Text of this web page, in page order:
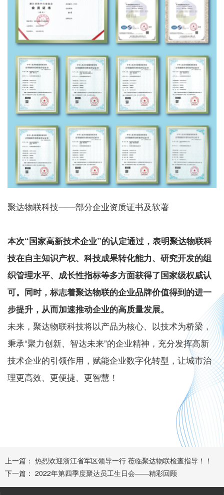
聚达物联科技——部分企业资质证书及软著
本次“国家高新技术企业”的认定通过，表明聚达物联科
技在自主知识产权、科技成果转化能力、研究开发的组
织管理水平、成长性指标等多方面获得了国家级权威认
可。同时，标志着聚达物联的企业品牌价值得到的进一
步提升，从而加速推动企业的高质量发展。
未来，聚达物联科技将以产品为核心、以技术为桥梁，
秉承“聚力创新、智达未来”的企业精神，充分发挥高新
技术企业的引领作用，赋能企业数字化转型，让城市治
理更高效、更便捷、更智慧！
上一篇： 热烈欢迎浙江省军区领导一行 莅临聚达物联检查指导！！
下一篇： 2022年第四季度聚达员工生日会——精彩回顾